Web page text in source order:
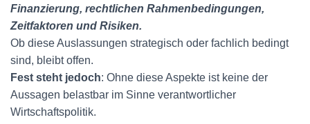
Finanzierung, rechtlichen Rahmenbedingungen,
Zeitfaktoren und Risiken.
Ob diese Auslassungen strategisch oder fachlich bedingt
sind, bleibt offen.
Fest steht jedoch: Ohne diese Aspekte ist keine der
Aussagen belastbar im Sinne verantwortlicher
Wirtschaftspolitik.